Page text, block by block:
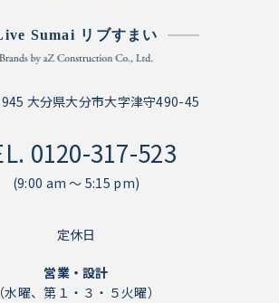
Sumai リブすまい
大分県大分市大字津守490-45
0120-317-523
(9:00 am ～ 5:15 pm)
定休日
営業・設計
（水曜、第１・３・５火曜）